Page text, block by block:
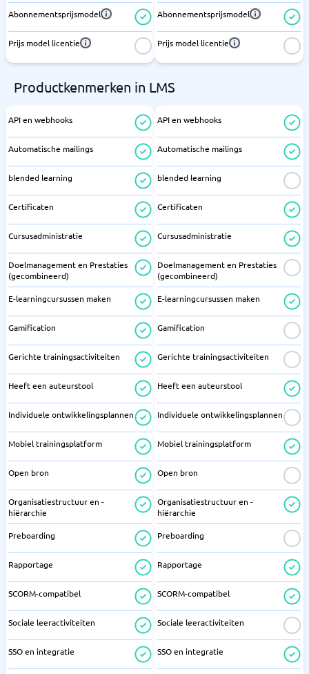
Abonnementsprijsmodel
Prijs model licentie
Abonnementsprijsmodel
Prijs model licentie
Productkenmerken in LMS
API en webhooks
Automatische mailings
blended learning
Certificaten
Cursusadministratie
Doelmanagement en Prestaties
(gecombineerd)
E-learningcursussen maken
Gamification
Gerichte trainingsactiviteiten
Heeft een auteurstool
Individuele ontwikkelingsplannen
Mobiel trainingsplatform
Open bron
Organisatiestructuur en -
hiërarchie
Preboarding
Rapportage
SCORM-compatibel
Sociale leeractiviteiten
SSO en integratie
API en webhooks
Automatische mailings
blended learning
Certificaten
Cursusadministratie
Doelmanagement en Prestaties
(gecombineerd)
E-learningcursussen maken
Gamification
Gerichte trainingsactiviteiten
Heeft een auteurstool
Individuele ontwikkelingsplannen
Mobiel trainingsplatform
Open bron
Organisatiestructuur en -
hiërarchie
Preboarding
Rapportage
SCORM-compatibel
Sociale leeractiviteiten
SSO en integratie